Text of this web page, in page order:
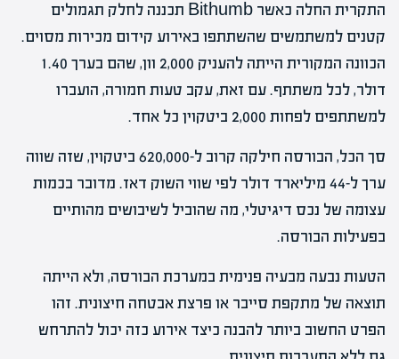
התקרית החלה כאשר Bithumb תכננה לחלק תגמולים
קטנים למשתמשים שהשתתפו באירוע קידום מכירות מסוים.
הכוונה המקורית הייתה להעניק 2,000 וון, שהם בערך 1.40
דולר, לכל משתתף. עם זאת, עקב טעות חמורה, הועברו
למשתתפים לפחות 2,000 ביטקוין כל אחד.
סך הכל, הבורסה חילקה קרוב ל-620,000 ביטקוין, שזה שווה
ערך ל-44 מיליארד דולר לפי שווי השוק דאז. מדובר בכמות
עצומה של נכס דיגיטלי, מה שהוביל לשיבושים מהותיים
בפעילות הבורסה.
הטעות נבעה מבעיה פנימית במערכת הבורסה, ולא הייתה
תוצאה של מתקפת סייבר או פרצת אבטחה חיצונית. זהו
הפרט החשוב ביותר להבנה כיצד אירוע כזה יכול להתרחש